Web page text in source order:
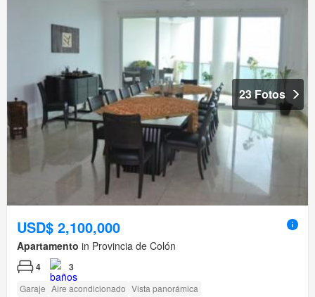
23 Fotos
USD$ 2,100,000
Apartamento in Provincia de Colón
4 3
Garaje Aire acondicionado Vista panorámica